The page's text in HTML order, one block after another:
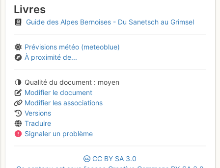
Livres
Guide des Alpes Bernoises - Du Sanetsch au Grimsel
Prévisions météo (meteoblue)
À proximité de...
Qualité du document
moyen
Modifier le document
Modifier les associations
Versions
Traduire
Signaler un problème
CC BY SA 3.0